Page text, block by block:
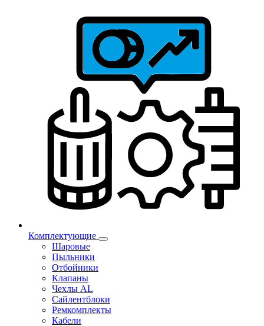
Комплектующие
Шаровые
Пыльники
Отбойники
Клапаны
Чехлы AL
Сайлентблоки
Ремкомплекты
Кабели